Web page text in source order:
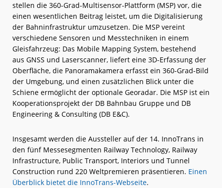
stellen die 360-Grad-Multisensor-Plattform (MSP) vor, die
einen wesentlichen Beitrag leistet, um die Digitalisierung
der Bahninfrastruktur umzusetzen. Die MSP vereint
verschiedene Sensoren und Messtechniken in einem
Gleisfahrzeug: Das Mobile Mapping System, bestehend
aus GNSS und Laserscanner, liefert eine 3D-Erfassung der
Oberfläche, die Panoramakamera erfasst ein 360-Grad-Bild
der Umgebung, und einen zusätzlichen Blick unter die
Schiene ermöglicht der optionale Georadar. Die MSP ist ein
Kooperationsprojekt der DB Bahnbau Gruppe und DB
Engineering & Consulting (DB E&C).
Insgesamt werden die Aussteller auf der 14. InnoTrans in
den fünf Messesegmenten Railway Technology, Railway
Infrastructure, Public Transport, Interiors und Tunnel
Construction rund 220 Weltpremieren präsentieren. Einen
Überblick bietet die InnoTrans-Webseite.